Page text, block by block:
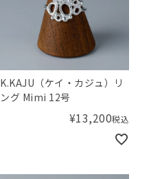
K.KAJU（ケイ・カジュ）リ
ング Mimi 12号
¥13,200税込